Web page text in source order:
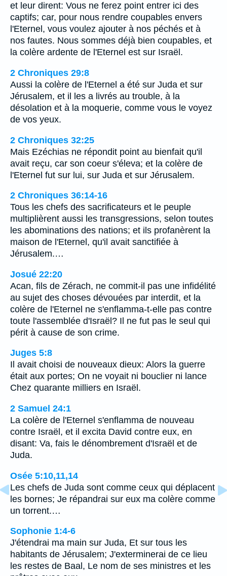
et leur dirent: Vous ne ferez point entrer ici des
captifs; car, pour nous rendre coupables envers
l'Eternel, vous voulez ajouter à nos péchés et à
nos fautes. Nous sommes déjà bien coupables, et
la colère ardente de l'Eternel est sur Israël.
2 Chroniques 29:8
Aussi la colère de l'Eternel a été sur Juda et sur
Jérusalem, et il les a livrés au trouble, à la
désolation et à la moquerie, comme vous le voyez
de vos yeux.
2 Chroniques 32:25
Mais Ezéchias ne répondit point au bienfait qu'il
avait reçu, car son coeur s'éleva; et la colère de
l'Eternel fut sur lui, sur Juda et sur Jérusalem.
2 Chroniques 36:14-16
Tous les chefs des sacrificateurs et le peuple
multiplièrent aussi les transgressions, selon toutes
les abominations des nations; et ils profanèrent la
maison de l'Eternel, qu'il avait sanctifiée à
Jérusalem.…
Josué 22:20
Acan, fils de Zérach, ne commit-il pas une infidélité
au sujet des choses dévouées par interdit, et la
colère de l'Eternel ne s'enflamma-t-elle pas contre
toute l'assemblée d'Israël? Il ne fut pas le seul qui
périt à cause de son crime.
Juges 5:8
Il avait choisi de nouveaux dieux: Alors la guerre
était aux portes; On ne voyait ni bouclier ni lance
Chez quarante milliers en Israël.
2 Samuel 24:1
La colère de l'Eternel s'enflamma de nouveau
contre Israël, et il excita David contre eux, en
disant: Va, fais le dénombrement d'Israël et de
Juda.
Osée 5:10,11,14
Les chefs de Juda sont comme ceux qui déplacent
les bornes; Je répandrai sur eux ma colère comme
un torrent.…
Sophonie 1:4-6
J'étendrai ma main sur Juda, Et sur tous les
habitants de Jérusalem; J'exterminerai de ce lieu
les restes de Baal, Le nom de ses ministres et les